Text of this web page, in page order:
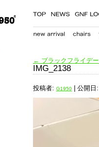
← ブラックフライデー
IMG_2138
投稿者: G1950 公開日: